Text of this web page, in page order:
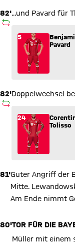
82'
AUSWECHSLUNG
...und Pavard für
Wechsel:
5
Pavard
82'
AUSWECHSLUNG
Doppelwechsel
Wechsel:
24
Tolisso
81'Guter Angriff der
Mitte.
Am Ende nimmt
80'TOR FÜR DIE
Müller mit einem